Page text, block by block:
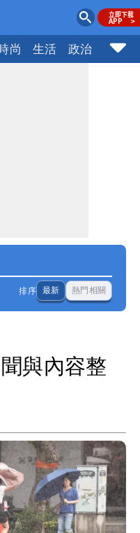
尚 生活 政治 社會
排序 最新 熱門相關
與內容整